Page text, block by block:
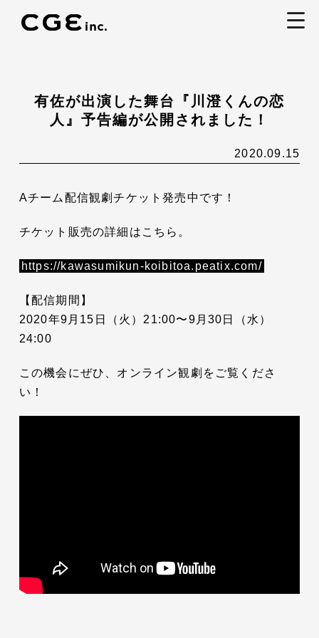
有佐が出演した舞台『川澄くんの恋
人』予告編が公開されました！
2020.09.15
Aチーム配信観劇チケット発売中です！
チケット販売の詳細はこちら。
https://kawasumikun-koibitoa.peatix.com/
【配信期間】
2020年9月15日（火）21:00〜9月30日（水）
24:00
この機会にぜひ、オンライン観劇をご覧くださ
い！